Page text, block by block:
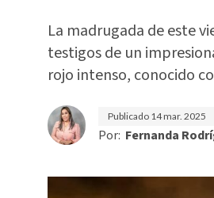
La madrugada de este
testigos de un
rojo intenso, conocido
Publicado 14 mar. 2025
Por: Fernanda